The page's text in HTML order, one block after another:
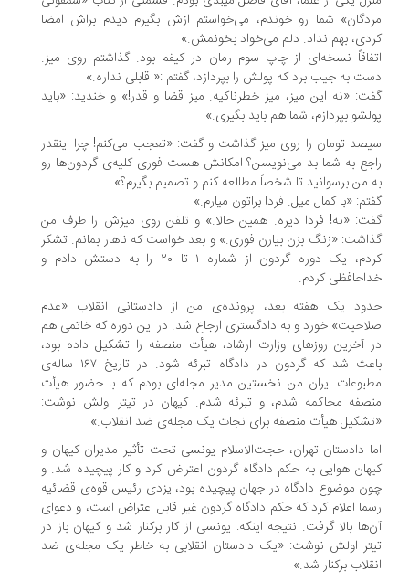
شما رو خوندم، می‌خواستم ازش بگیرم دیدم براش امضا
بهم نداد. دلم می‌خواد بخونمش.»
نسخه‌ای از چاپ سوم رمان در کیفم بود. گذاشتم روی میز.
به جیب برد که پولش را بپردازد، گفتم :« قابلی نداره.»
«نه این میز، میز خطرناکیه. میز قضا و قدر!» و خندید: «باید
بپردازم، شما هم باید بگیری.»
تومان را روی میز گذاشت و گفت: «تعجب می‌کنم! چرا اینقدر
به شما بد می‌نویسن؟ امکانش هست فوری کلیه‌ی گردون‌ها رو
من برسوانید تا شخصاً مطالعه کنم و تصمیم بگیرم؟»
«با کمال میل. فردا براتون میارم.»
«نه! فردا دیره. همین حالا.» و تلفن روی میزش را طرف من
«زنگ بزن بیارن فوری.» و بعد خواست که ناهار بمانم. تشکر
کردم، یک دوره گردون از شماره ۱ تا ۲۰ را به دستش دادم و
کردم.
یک هفته بعد، پرونده‌ی من از دادستانی انقلاب «عدم
خورد و به دادگستری ارجاع شد. در این دوره که خاتمی هم
آخرین روزهای وزارت ارشاد، هیأت منصفه را تشکیل داده بود،
باعث شد که گردون در دادگاه تبرئه شود. در تاریخ ۱۶۷ ساله‌ی
ایران من نخستین مدیر مجله‌ای بودم که با حضور هیأت
محاکمه شدم، و تبرئه شدم. کیهان در تیتر اولش نوشت:
هیأت منصفه برای نجات یک مجله‌ی ضد انقلاب.»
دادستان تهران، حجت‌الاسلام یونسی تحت تأثیر مدیران کیهان و
هوایی به حکم دادگاه گردون اعتراض کرد و کار پیچیده شد. و
موضوع دادگاه در جهان پیچیده بود، یزدی رئیس قوه‌ی قضائیه
اعلام کرد که حکم دادگاه گردون غیر قابل اعتراض است، و دعوای
بالا گرفت. نتیجه اینکه: یونسی از کار برکنار شد و کیهان باز در
اولش نوشت: «یک دادستان انقلابی به خاطر یک مجله‌ی ضد
برکنار شد.»